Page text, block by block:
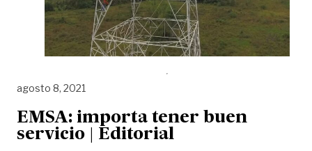
agosto 8, 2021
EMSA: importa tener buen
servicio | Editorial